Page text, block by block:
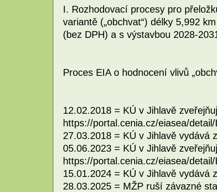
I. Rozhodovací procesy pro
variantě („obchvat“) délky 5,992
(bez DPH) a s výstavbou 2028-
Proces EIA o hodnocení vlivů
12.02.2018 = KÚ v Jihlavě
https://portal.cenia.cz/eiasea/
27.03.2018 = KÚ v Jihlavě vydává
05.06.2023 = KÚ v Jihlavě
https://portal.cenia.cz/eiasea/
15.01.2024 = KÚ v Jihlavě vydává
28.03.2025 = MŽP ruší závazné